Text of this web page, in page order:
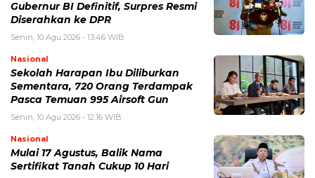
Gubernur BI Definitif, Surpres Resmi
Diserahkan ke DPR
Senin, 10 Agu 2026 - 13:46 WIB
Nasional
Sekolah Harapan Ibu Diliburkan
Sementara, 720 Orang Terdampak
Pasca Temuan 995 Airsoft Gun
Senin, 10 Agu 2026 - 12:16 WIB
Nasional
Mulai 17 Agustus, Balik Nama
Sertifikat Tanah Cukup 10 Hari